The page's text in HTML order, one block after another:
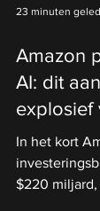
23 minuten
Amazon
AI: dit